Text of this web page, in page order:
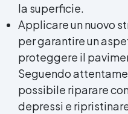
la superficie.
Applicare un nuovo
per garantire un
proteggere il
Seguendo
possibile riparare
depressi e